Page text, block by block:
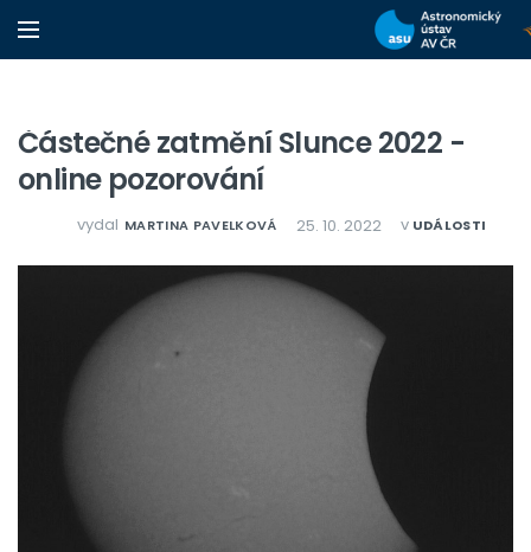
Částečné zatmění Slunce 2022 -
online pozorování
vydal MARTINA PAVELKOVÁ 25. 10. 2022 v UDÁLOSTI